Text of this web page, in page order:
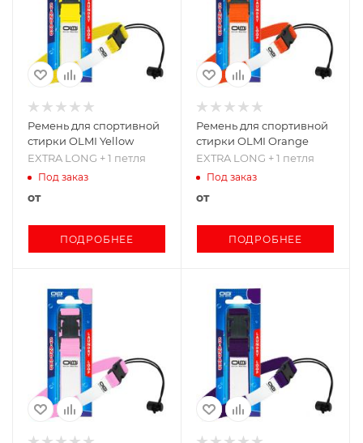
Ремень для спортивной
стирки OLMI Yellow
EXTRA LONG + 1 петля
Под заказ
от
ПОДРОБНЕЕ
Ремень для спортивной
стирки OLMI Orange
EXTRA LONG + 1 петля
Под заказ
от
ПОДРОБНЕЕ